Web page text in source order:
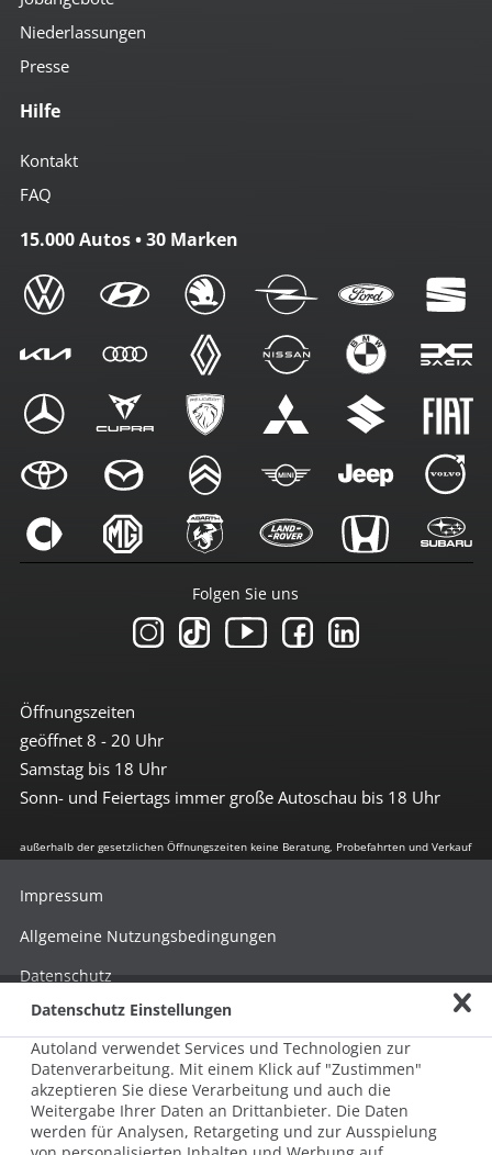
Niederlassungen
Presse
Hilfe
Kontakt
FAQ
15.000 Autos • 30 Marken
Öffnungszeiten
geöffnet 8 - 20 Uhr
Samstag bis 18 Uhr
Sonn- und Feiertags immer große Autoschau bis 18 Uhr
Folgen Sie uns
außerhalb der gesetzlichen Öffnungszeiten keine Beratung, Probefahrten und Verkauf
© 2026 AUTOLAND 24 SE & Co. Betriebs KG
Werner-von-Siemens-Str. 2, 06796 Brehna, Deutschland
Impressum
Allgemeine Nutzungsbedingungen
Datenschutz
Hinweisgebersystem nach HinSchG
Beschwerde nach LkSG
Grundsatzerklärung zum LkSG
Datenschutz Einstellungen
Autoland verwendet Services und Technologien zur
Datenverarbeitung. Mit einem Klick auf "Zustimmen"
akzeptieren Sie diese Verarbeitung und auch die
Weitergabe Ihrer Daten an Drittanbieter. Die Daten
werden für Analysen, Retargeting und zur Ausspielung